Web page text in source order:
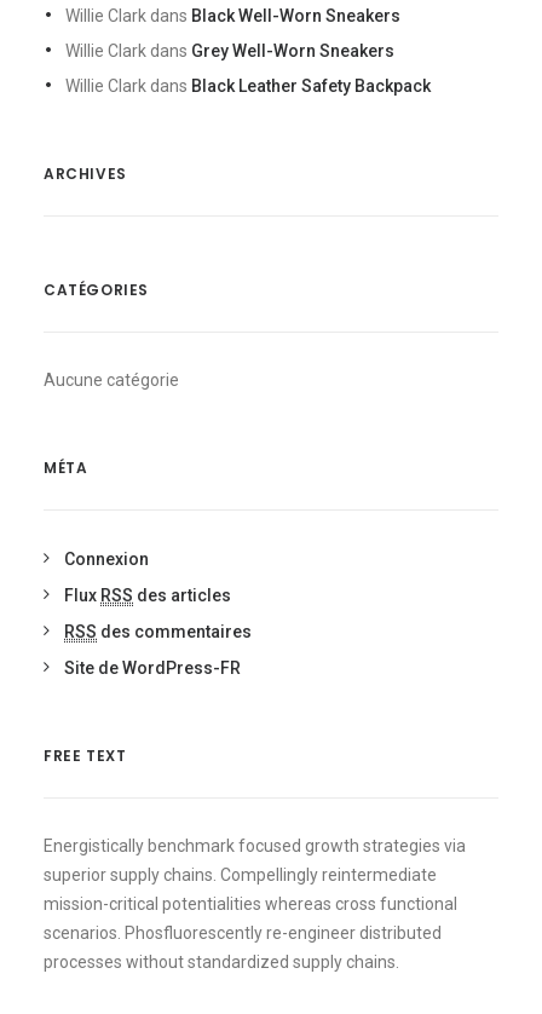
Willie Clark dans Black Well-Worn Sneakers
Willie Clark dans Grey Well-Worn Sneakers
Willie Clark dans Black Leather Safety Backpack
ARCHIVES
CATÉGORIES
Aucune catégorie
MÉTA
Connexion
Flux RSS des articles
RSS des commentaires
Site de WordPress-FR
FREE TEXT
Energistically benchmark focused growth strategies via
superior supply chains. Compellingly reintermediate
mission-critical potentialities whereas cross functional
scenarios. Phosfluorescently re-engineer distributed
processes without standardized supply chains.